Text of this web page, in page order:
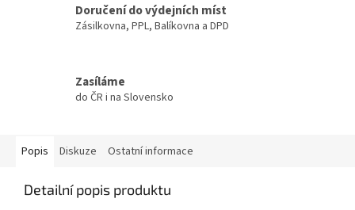
Doručení do výdejních míst
Zásilkovna, PPL, Balíkovna a DPD
Zasíláme
do ČR i na Slovensko
Popis Diskuze Ostatní informace
Detailní popis produktu